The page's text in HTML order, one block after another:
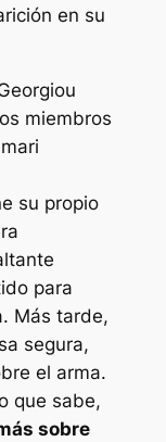
en su
miembros
su propio
para
Más tarde,
segura,
el arma.
que sabe,
sobre